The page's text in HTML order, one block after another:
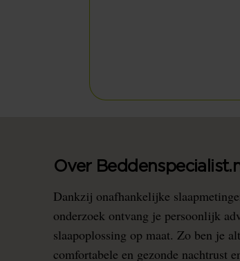
Over
Dankzij onafhankelijke
onderzoek ontvang je persoonlijk
slaapoplossing op maat. Zo ben je
comfortabele en gezonde nachtrust